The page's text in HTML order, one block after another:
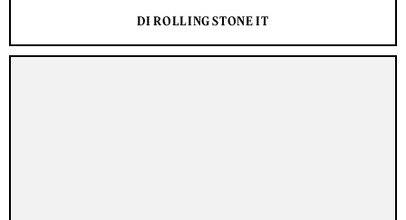
DI ROLLING STONE IT